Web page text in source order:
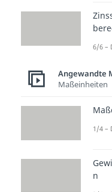
70
Wie
6/6 –
Angewandte
Maßeinheiten
1/4 –
n